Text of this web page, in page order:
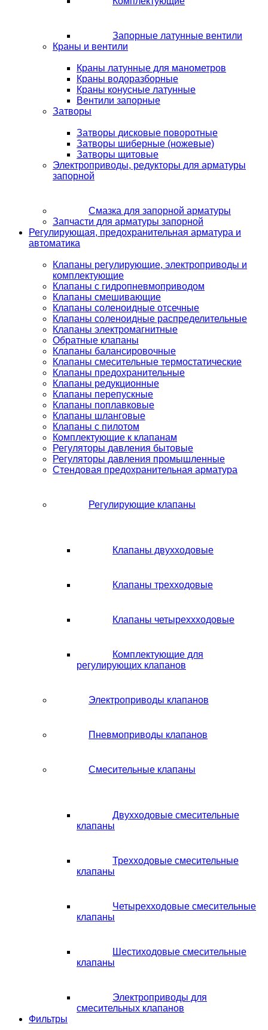
Запорные латунные вентили
Краны и вентили
Краны латунные для манометров
Краны водоразборные
Краны конусные латунные
Вентили запорные
Затворы
Затворы дисковые поворотные
Затворы шиберные (ножевые)
Затворы щитовые
Электроприводы, редукторы для арматуры
запорной
Смазка для запорной арматуры
Запчасти для арматуры запорной
Регулирующая, предохранительная арматура и
автоматика
Клапаны регулирующие, электроприводы и
комплектующие
Клапаны с гидропневмоприводом
Клапаны смешивающие
Клапаны соленоидные отсечные
Клапаны соленоидные распределительные
Клапаны электромагнитные
Обратные клапаны
Клапаны балансировочные
Клапаны смесительные термостатические
Клапаны предохранительные
Клапаны редукционные
Клапаны перепускные
Клапаны поплавковые
Клапаны шланговые
Клапаны с пилотом
Комплектующие к клапанам
Регуляторы давления бытовые
Регуляторы давления промышленные
Стендовая предохранительная арматура
Регулирующие клапаны
Клапаны двухходовые
Клапаны трехходовые
Клапаны четыреххходовые
Комплектующие для
регулирующих клапанов
Электроприводы клапанов
Пневмоприводы клапанов
Смесительные клапаны
Двухходовые смесительные
клапаны
Трехходовые смесительные
клапаны
Четырехходовые смесительные
клапаны
Шестиходовые смесительные
клапаны
Электроприводы для
смесительных клапанов
Фильтры